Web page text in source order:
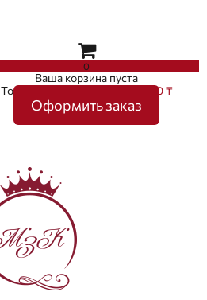
0
Ваша корзина пуста
Товаров в корзине
на сумму0 ₸
Оформить заказ